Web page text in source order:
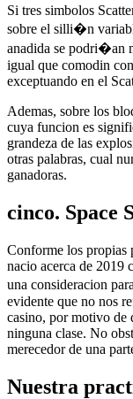
Si tres simbolos
sobre el silli�n
anadida se podri�an
igual que comodin
exceptuando en el
Ademas, sobre los
cuya funcion es
grandeza de las
otras palabras, cual
ganadoras.
cinco. Space
Conforme los propias
nacio acerca de 2019
una consideracion
evidente que no nos
casino, por motivo de
ninguna clase. No
merecedor de una
Nuestra